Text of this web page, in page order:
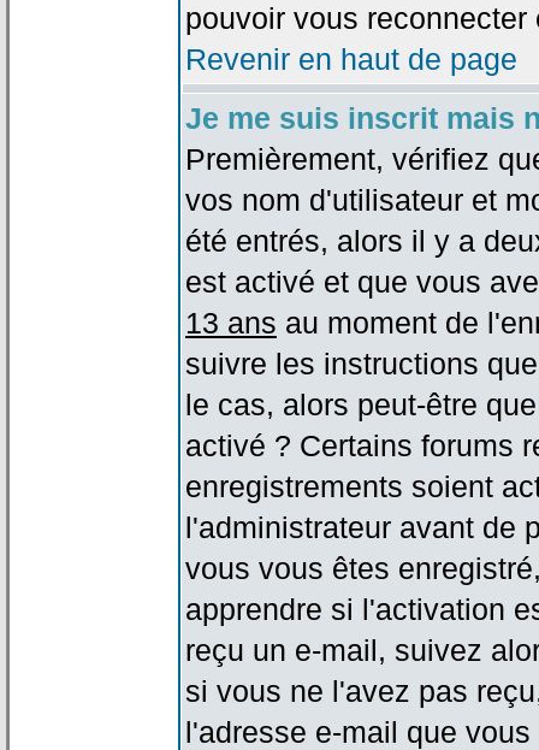
pouvoir vous
Revenir en haut de page
Je me suis inscrit mais
Premièrement, vérifiez
vos nom d'utilisateur et
été entrés, alors il y a
est activé et que vous
13 ans au moment de
suivre les instructions
le cas, alors peut-être
activé ? Certains forums
enregistrements soient
l'administrateur avant de
vous vous êtes
apprendre si l'activation
reçu un e-mail, suivez
si vous ne l'avez pas
l'adresse e-mail que